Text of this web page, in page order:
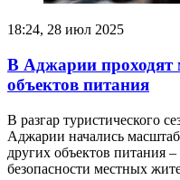
18:24, 28 июл 2025
В Аджарии проходят
объектов питания
В разгар туристического
Аджарии начались
других объектов питания
безопасности местных